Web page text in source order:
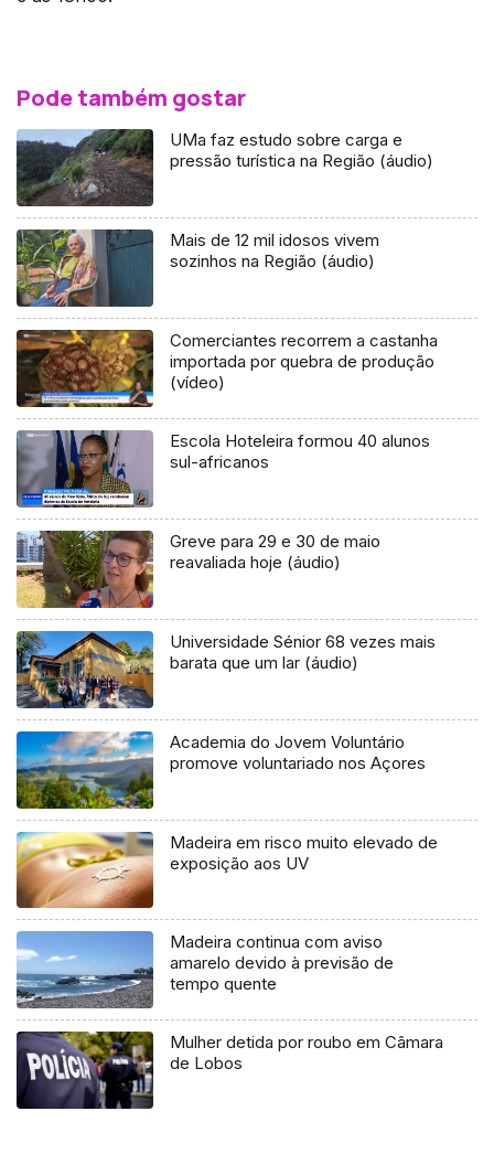
Pode também gostar
UMa faz estudo sobre carga e
pressão turística na Região (áudio)
Mais de 12 mil idosos vivem
sozinhos na Região (áudio)
Comerciantes recorrem a castanha
importada por quebra de produção
(vídeo)
Escola Hoteleira formou 40 alunos
sul-africanos
Greve para 29 e 30 de maio
reavaliada hoje (áudio)
Universidade Sénior 68 vezes mais
barata que um lar (áudio)
Academia do Jovem Voluntário
promove voluntariado nos Açores
Madeira em risco muito elevado de
exposição aos UV
Madeira continua com aviso
amarelo devido à previsão de
tempo quente
Mulher detida por roubo em Câmara
de Lobos